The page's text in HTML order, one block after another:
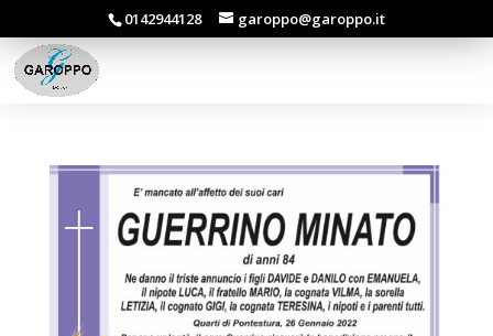
0142944128 garoppo@garoppo.it